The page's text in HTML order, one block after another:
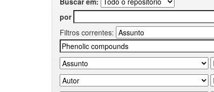
por
Filtros correntes: